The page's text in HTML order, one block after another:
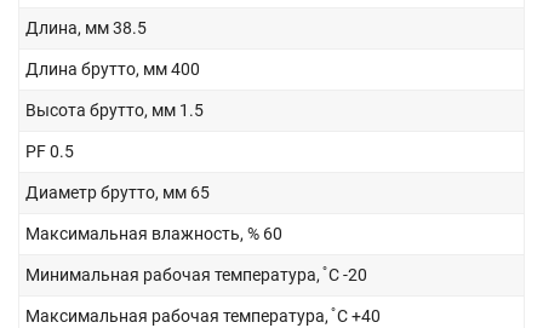
Длина, мм38.5
Длина брутто, мм400
Высота брутто, мм 1.5
PF0.5
Диаметр брутто, мм 65
Максимальная влажность, % 60
Минимальная рабочая температура, ̊ С-20
Максимальная рабочая температура, ̊ С+40